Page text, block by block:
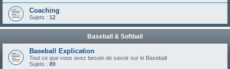
Coaching
Sujets : 12
Baseball & Softball
Baseball Explication
Tout ce que vous avez besoin de savoir sur le Baseball
Sujets : 89